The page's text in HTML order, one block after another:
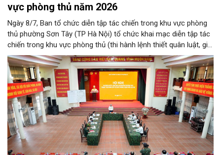
vực phòng thủ năm 2026
Ngày 8/7, Ban tổ chức diễn tập tác chiến trong khu vực phòng
thủ phường Sơn Tây (TP Hà Nội) tổ chức khai mạc diễn tập tác
chiến trong khu vực phòng thủ (thi hành lệnh thiết quân luật, giới
nghiêm) năm 2026.